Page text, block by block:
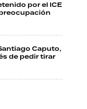
por el ICE
Caputo,
de pedir tirar